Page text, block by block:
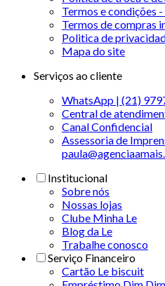
Termos e condições
Termos de compras
Politica de
Mapa do site
Serviços ao cliente
WhatsApp | (21)
Central de
Canal Confidencial
Assessoria de
Institucional
Sobre nós
Nossas lojas
Clube Minha Le
Blog da Le
Trabalhe conosco
Serviço Financeiro
Cartão Le biscuit